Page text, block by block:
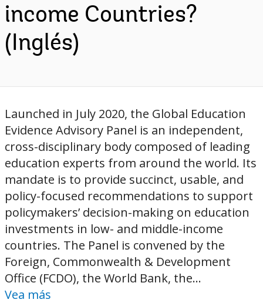
income Countries?
(Inglés)
Launched in July 2020, the Global Education
Evidence Advisory Panel is an independent,
cross-disciplinary body composed of leading
education experts from around the world. Its
mandate is to provide succinct, usable, and
policy-focused recommendations to support
policymakers’ decision-making on education
investments in low- and middle-income
countries. The Panel is convened by the
Foreign, Commonwealth & Development
Office (FCDO), the World Bank, the...
Vea más